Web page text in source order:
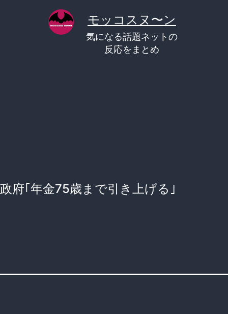
モッコスヌ〜ン
気になる話題ネットの
反応をまとめ
政府｢年金75歳まで引き上げる｣